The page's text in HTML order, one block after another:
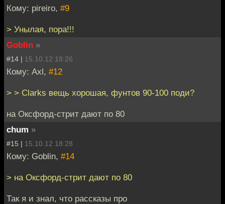
Кому: pireiro, #9
> Унылая, пора!!!
Goblin »
#14 | 15.10.12 18:26
Кому: Axl, #12
> > Clarks вещь хорошая, фунтов 90-100 поди?
на Оксфорд-стрит дают по 80
chum »
#15 | 15.10.12 18:28
Кому: Goblin, #14
> на Оксфорд-стрит дают по 80
Так я и знал, что рассказы про